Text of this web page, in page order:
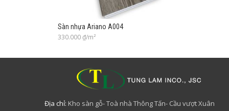
Sàn nhựa Ariano A004
330.000₫/m²
Địa chỉ: Kho sàn gỗ- Toà nhà Thông Tấn- Cầu vượt Xuân